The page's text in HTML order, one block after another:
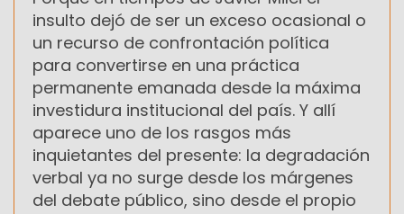
insulto dejó de ser un exceso ocasional o
un recurso de confrontación política
para convertirse en una práctica
permanente emanada desde la máxima
investidura institucional del país. Y allí
aparece uno de los rasgos más
inquietantes del presente: la degradación
verbal ya no surge desde los márgenes
del debate público, sino desde el propio